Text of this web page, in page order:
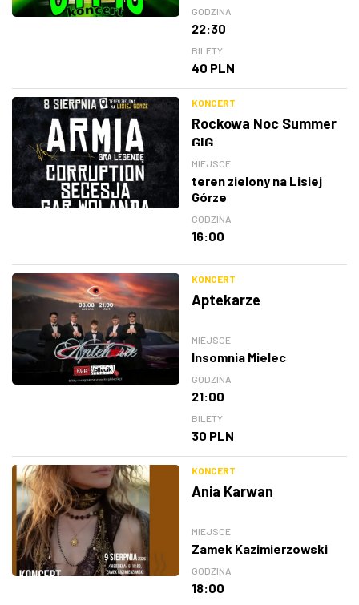
GODZINA
22:30
BILETY
40 PLN
KONCERT
Rockowa Noc Summer
GIG
MIEJSCE
teren zielony na Lisiej
Górze
GODZINA
16:00
KONCERT
Aptekarze
MIEJSCE
Insomnia Mielec
GODZINA
21:00
BILETY
30 PLN
KONCERT
Ania Karwan
MIEJSCE
Zamek Kazimierzowski
GODZINA
18:00